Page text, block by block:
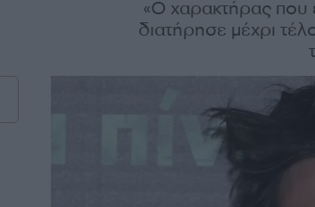
«Ο χαρακτήρας που
διατήρησε μέχρι